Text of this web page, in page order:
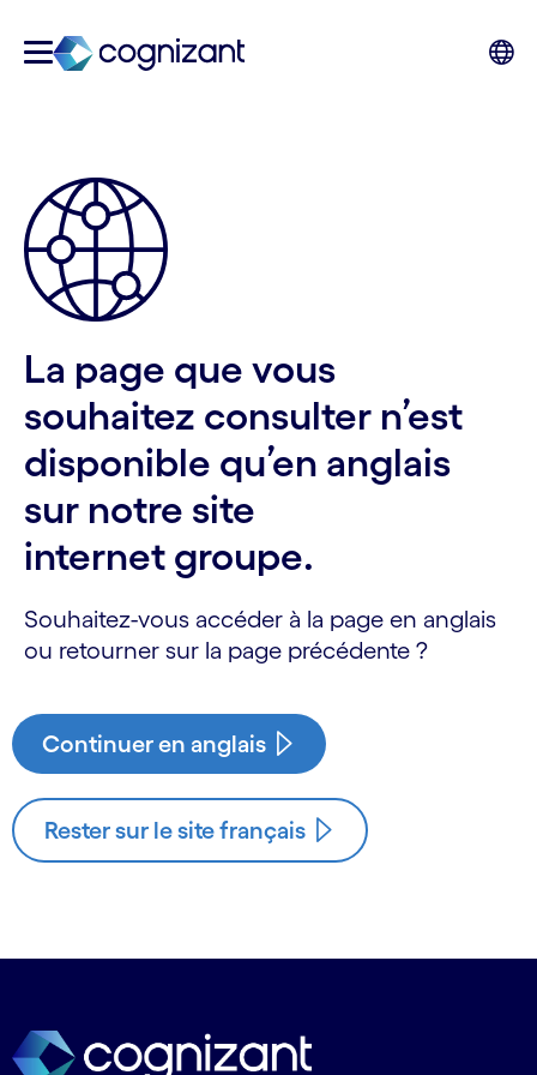
La page que vous
souhaitez consulter n’est
disponible qu’en anglais
sur notre site
internet groupe.
Souhaitez-vous accéder à la page en anglais
ou retourner sur la page précédente ?
Continuer en anglais
Rester sur le site français